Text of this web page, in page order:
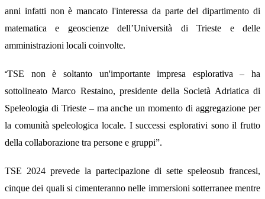
anni infatti non è mancato l'interessa da parte del dipartimento di
matematica e geoscienze dell’Università di Trieste e delle
amministrazioni locali coinvolte.
“TSE non è soltanto un'importante impresa esplorativa – ha
sottolineato Marco Restaino, presidente della Società Adriatica di
Speleologia di Trieste – ma anche un momento di aggregazione per
la comunità speleologica locale. I successi esplorativi sono il frutto
della collaborazione tra persone e gruppi”.
TSE 2024 prevede la partecipazione di sette speleosub francesi,
cinque dei quali si cimenteranno nelle immersioni sotterranee mentre